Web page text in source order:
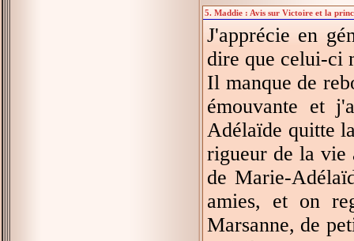
5. Maddie : Avis sur Victoire et la
J'apprécie en
dire que celui-ci
Il manque de
émouvante et
Adélaïde quitte
rigueur de la vie
de Marie-
amies, et on
Marsanne, de